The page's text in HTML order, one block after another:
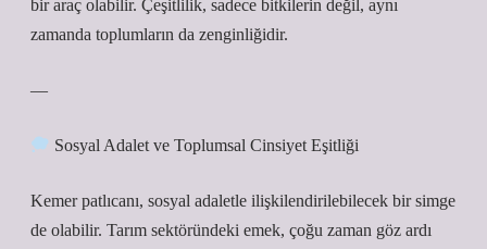
bir araç olabilir. Çeşitlilik, sadece bitkilerin değil, aynı
zamanda toplumların da zenginliğidir.
—
Sosyal Adalet ve Toplumsal Cinsiyet Eşitliği
Kemer patlıcanı, sosyal adaletle ilişkilendirilebilecek bir simge
de olabilir. Tarım sektöründeki emek, çoğu zaman göz ardı